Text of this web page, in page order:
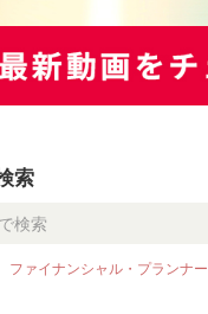
索
ファイナンシャル・プランナー